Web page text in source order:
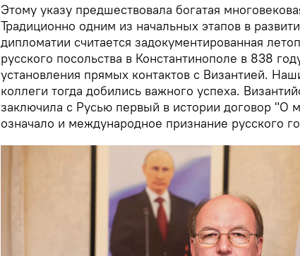
Этому указу предшествовала богатая
Традиционно одним из начальных этапов в
дипломатии считается задокументированная
русского посольства в Константинополе в 838
установления прямых контактов с Византией.
коллеги тогда добились важного успеха.
заключила с Русью первый в истории договор "О
означало и международное признание русского